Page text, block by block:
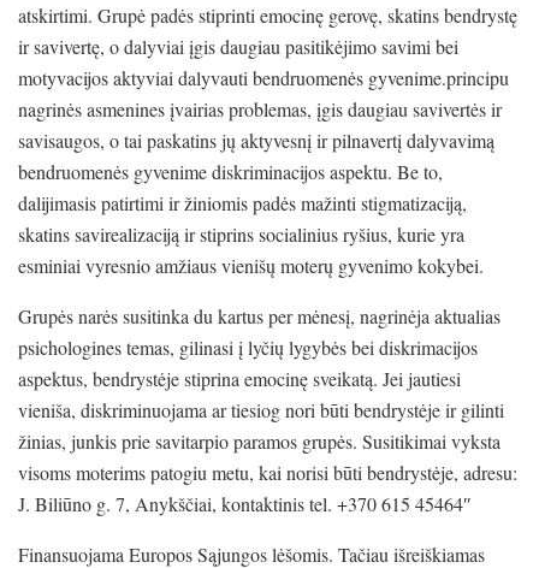
atskirtimi. Grupė padės stiprinti emocinę gerovę, skatins bendrystę
ir savivertę, o dalyviai įgis daugiau pasitikėjimo savimi bei
motyvacijos aktyviai dalyvauti bendruomenės gyvenime.principu
nagrinės asmenines įvairias problemas, įgis daugiau savivertės ir
savisaugos, o tai paskatins jų aktyvesnį ir pilnavertį dalyvavimą
bendruomenės gyvenime diskriminacijos aspektu. Be to,
dalijimasis patirtimi ir žiniomis padės mažinti stigmatizaciją,
skatins savirealizaciją ir stiprins socialinius ryšius, kurie yra
esminiai vyresnio amžiaus vienišų moterų gyvenimo kokybei.
Grupės narės susitinka du kartus per mėnesį, nagrinėja aktualias
psichologines temas, gilinasi į lyčių lygybės bei diskrimacijos
aspektus, bendrystėje stiprina emocinę sveikatą. Jei jautiesi
vieniša, diskriminuojama ar tiesiog nori būti bendrystėje ir gilinti
žinias, junkis prie savitarpio paramos grupės. Susitikimai vyksta
visoms moterims patogiu metu, kai norisi būti bendrystėje, adresu:
J. Biliūno g. 7, Anykščiai, kontaktinis tel. +370 615 45464″
Finansuojama Europos Sąjungos lėšomis. Tačiau išreiškiamas